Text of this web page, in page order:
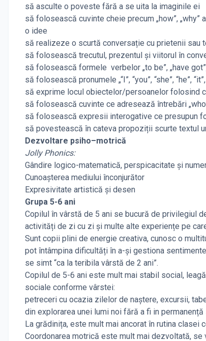
să asculte o poveste fără a se uita la imaginile ei
să folosească cuvinte cheie precum „how”,
o idee
să realizeze o scurtă conversație cu prietenii
să folosească trecutul, prezentul și viitorul în
să folosească formele verbelor „to be”, „have
să folosească pronumele „“I”, “you”, “she”, “he”, “it”,
să exprime locul obiectelor/persoanelor folosind
să folosească cuvinte ce adresează întrebări „who”,
să folosească expresii interogative ce presupun
să povestească în cateva propoziții scurte textul
Dezvoltare psiho–motrică
Jolly Phonics:
Gândire logico-matematică, perspicacitate și
Cunoașterea mediului înconjurător
Expresivitate artistică și desen
Grupa 5-6 ani
Copilul în vârstă de 5 ani se bucură de privilegiul
activități de zi cu zi și multe alte experiențe pe
Sunt copii plini de energie creativa, cunosc o
pot întâmpina dificultăți în a-și gestiona
se simt “ca la teribila vârstă de 2 ani”.
Copilul de 5-6 ani este mult mai stabil social,
sociale conforme vârstei:
petreceri cu ocazia zilelor de naștere, excursii,
din explorarea unei lumi noi fără a fi in
La grădinița, este mult mai ancorat în rutina
Coordonarea motrică este mult mai dezvoltată,